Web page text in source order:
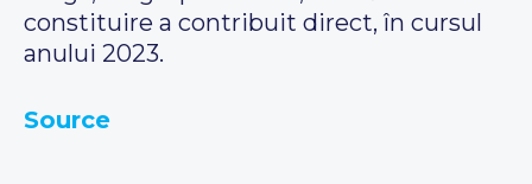
constituire a contribuit direct, în cursul
anului 2023.
Source